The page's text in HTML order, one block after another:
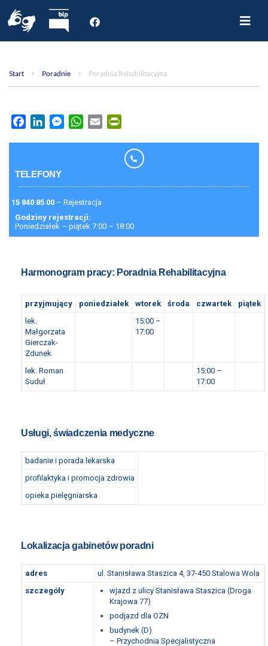
Poradnie
Kontakt
Start Poradnie Poradnia Rehabilitacyjna
FacebookLinkedInMessenger
WhatsApp
Email
TELEFONY
15 840 85 00 – Rejestracja
Godziny rejestracji:
Poniedziałek – piątek 7:00 – 18:00
Harmonogram pracy: Poradnia Rehabilitacyjna
przyjmujący poniedziałek wtorek środa czwartek
piątek
lek.
Małgorzata
Gierczak-
Zdunek
15:00 –
17:00
lek. Roman
Suduł
15:00 –
17:00
Usługi, świadczenia medyczne
badanie i porada lekarska
profilaktyka i promocja zdrowia
opieka pielęgniarska
Lokalizacja gabinetów poradni
adres
ul. Stanisława Staszica 4, 37-450 Stalowa Wola
szczegóły
wjazd z ulicy Stanisława Staszica (Droga
Krajowa 77)
podjazd dla OZN
budynek (D)
– Przychodnia Specjalistyczna